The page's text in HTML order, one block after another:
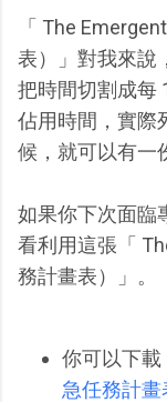
「 The
表）」對我來說
把時間切割成每
佔用時間，實際
候，就可以有一
如果你下次面臨
看利用這張「
務計畫表）」。
你可以下載
急任務計